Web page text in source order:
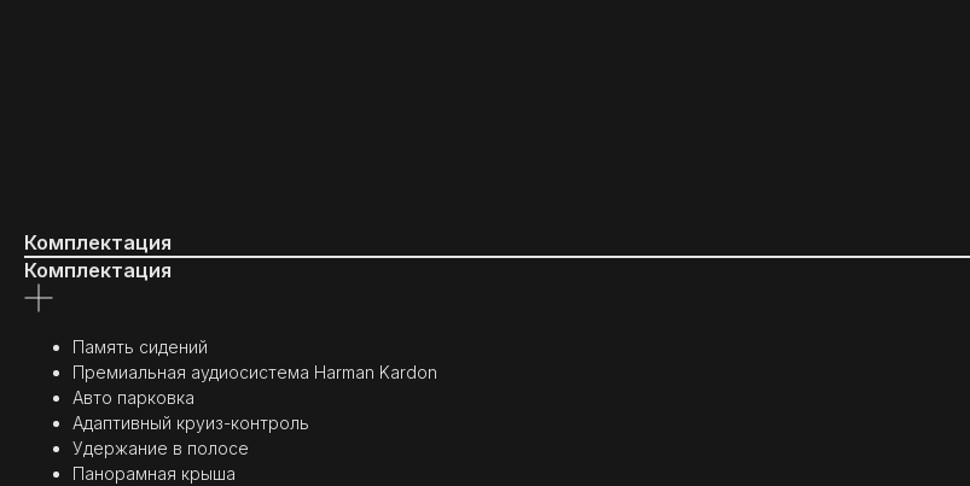
Комплектация
Комплектация
Память сидений
Премиальная аудиосистема Harman Kardon
Авто парковка
Адаптивный круиз-контроль
Удержание в полосе
Панорамная крыша